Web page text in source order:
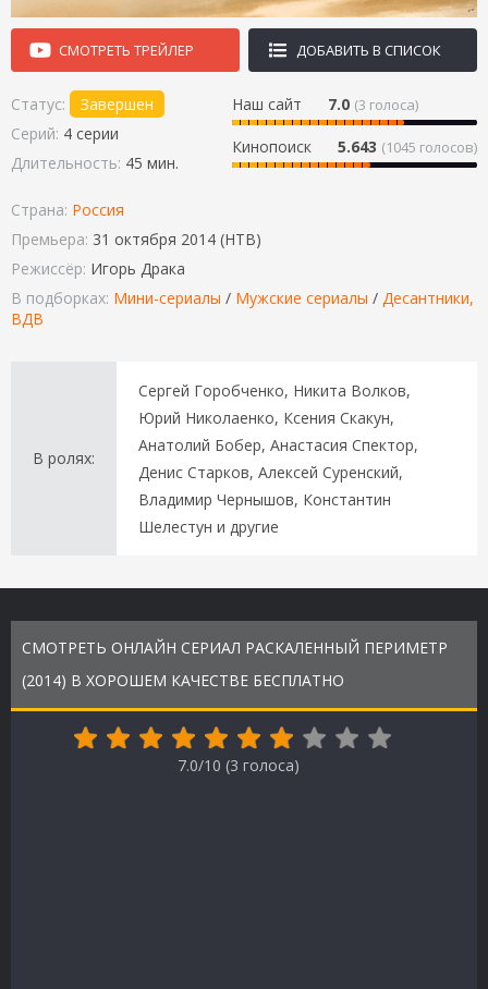
СМОТРЕТЬ ТРЕЙЛЕР ДОБАВИТЬ В СПИСОК
Наш сайт 7.0 (3 голоса)
Кинопоиск 5.643 (1045 голосов)
Статус:
Завершен
Серий: 4 серии
Длительность: 45 мин.
Страна: Россия
Премьера: 31 октября 2014 (НТВ)
Режиссёр: Игорь Драка
В подборках: Мини-сериалы / Мужские сериалы / Десантники,
ВДВ
В ролях:
Сергей Горобченко, Никита Волков,
Юрий Николаенко, Ксения Скакун,
Анатолий Бобер, Анастасия Спектор,
Денис Старков, Алексей Суренский,
Владимир Чернышов, Константин
Шелестун и другие
СМОТРЕТЬ ОНЛАЙН СЕРИАЛ РАСКАЛЕННЫЙ ПЕРИМЕТР
(2014) В ХОРОШЕМ КАЧЕСТВЕ БЕСПЛАТНО
7.0/10 (3 голоса)